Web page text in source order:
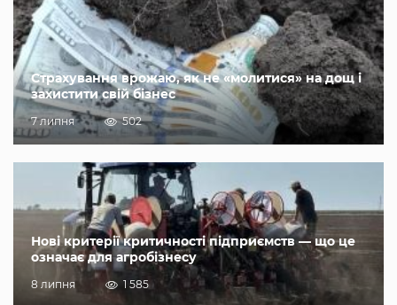
Страхування врожаю, як не «молитися» на дощ і
захистити свій бізнес
7 липня 502
Нові критерії критичності підприємств — що це
означає для агробізнесу
8 липня 1 585